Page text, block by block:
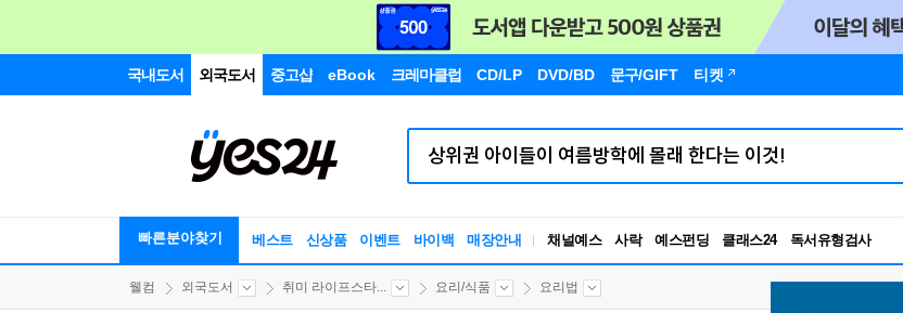
국내도서 외국도서 중고샵 eBook 크레마클럽 CD/LP DVD/BD 문구/GIFT 티켓
빠른분야찾기 베스트 신상품 이벤트 바이백 매장안내 채널예스 사락 예스펀딩 클래스24
RBTI Lab
독서유형검사
웰컴 외국도서 취미 라이프스타... 요리/식품 요리법